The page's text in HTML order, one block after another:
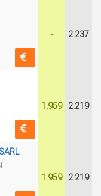
- 2.237
1.959 2.219
1.959 2.219